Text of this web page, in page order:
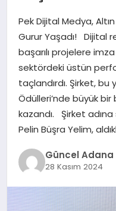
SPOR
TEKNOLOJI
Pek Dijital Medya,
Gurur Yaşadı! Dijital
başarılı projelere
sektördeki üstün
taçlandırdı. Şirket, bu
Ödülleri’nde büyük
kazandı. Şirket
Pelin Büşra Yelim,
Güncel Adana
28 Kasım 2024